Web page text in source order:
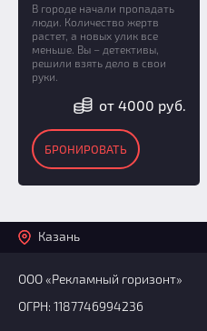
В городе начали пропадать
люди. Количество жертв
растет, а новых улик все
меньше. Вы – детективы,
решили взять дело в свои
руки.
от 4000 руб.
БРОНИРОВАТЬ
Казань
ООО «Рекламный горизонт»
ОГРН: 1187746994236